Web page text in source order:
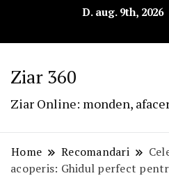
D. aug. 9th, 2026
Ziar 360
Ziar Online: monden,
Home Recomandari
acoperis: Ghidul perfect